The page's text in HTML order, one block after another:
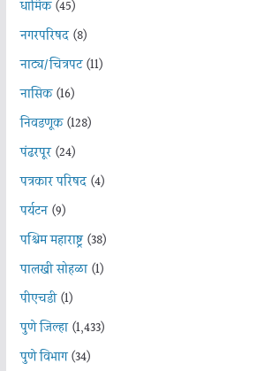
धार्मिक(45)
नगरपरिषद(8)
नाट्य/चित्रपट(11)
नासिक(16)
निवडणूक(128)
पंढरपूर(24)
पत्रकार परिषद(4)
पर्यटन(9)
पश्चिम महाराष्ट्र(38)
पालखी सोहळा(1)
पीएचडी(1)
पुणे जिल्हा(1,433)
पुणे विभाग(34)